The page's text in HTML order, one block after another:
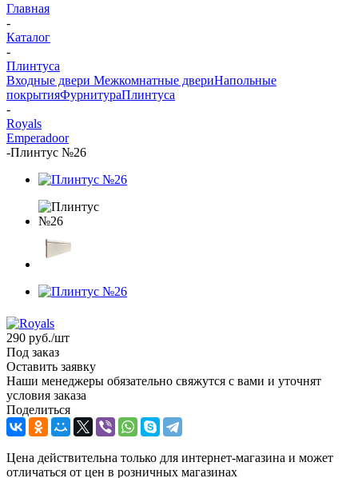
Главная
-
Каталог
-
Плинтуса
Входные двери Межкомнатные двериНапольные
покрытияФурнитураПлинтуса
-
Royals
Emperadoor
-Плинтус №26
290 руб./шт
Под заказ
Оставить заявку
Наши менеджеры обязательно свяжутся с вами и уточнят
условия заказа
Поделиться
Цена действительна только для интернет-магазина и может
отличаться от цен в розничных магазинах